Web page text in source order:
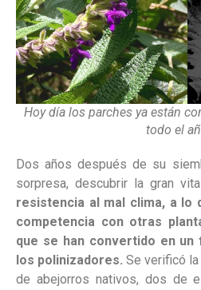
Hoy día los parches ya están
todo el
Dos años después de su
sorpresa, descubrir la gran
resistencia al mal clima, a
competencia con otras
que se han convertido en
los polinizadores. Se verificó
de abejorros nativos, dos de